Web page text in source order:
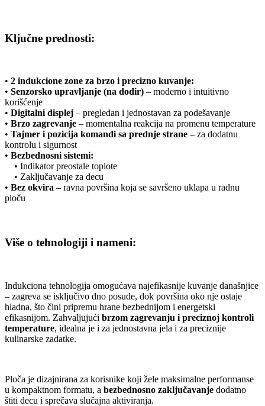
Ključne prednosti:
• 2 indukcione zone za brzo i precizno kuvanje:
• Senzorsko upravljanje (na dodir) – moderno i intuitivno
korišćenje
• Digitalni displej – pregledan i jednostavan za podešavanje
• Brzo zagrevanje – momentalna reakcija na promenu temperature
• Tajmer i pozicija komandi sa prednje strane – za dodatnu
kontrolu i sigurnost
• Bezbednosni sistemi:
• Indikator preostale toplote
• Zaključavanje za decu
• Bez okvira – ravna površina koja se savršeno uklapa u radnu
ploču
Više o tehnologiji i nameni:
Indukciona tehnologija omogućava najefikasnije kuvanje današnjice
– zagreva se isključivo dno posude, dok površina oko nje ostaje
hladna, što čini pripremu hrane bezbednijom i energetski
efikasnijom. Zahvaljujući brzom zagrevanju i preciznoj kontroli
temperature, idealna je i za jednostavna jela i za preciznije
kulinarske zadatke.
Ploča je dizajnirana za korisnike koji žele maksimalne performanse
u kompaktnom formatu, a bezbednosno zaključavanje dodatno
štiti decu i sprečava slučajna aktiviranja.